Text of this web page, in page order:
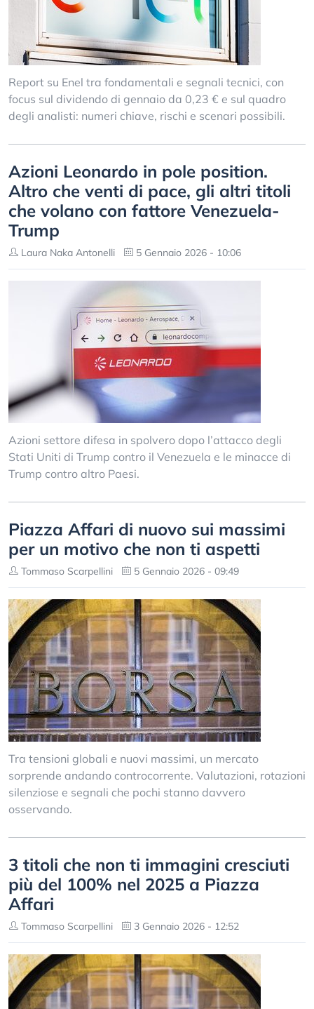
Report su Enel tra fondamentali e segnali tecnici, con
focus sul dividendo di gennaio da 0,23 € e sul quadro
degli analisti: numeri chiave, rischi e scenari possibili.
Azioni Leonardo in pole position.
Altro che venti di pace, gli altri titoli
che volano con fattore Venezuela-
Trump
Laura Naka Antonelli 5 Gennaio 2026 - 10:06
Azioni settore difesa in spolvero dopo l’attacco degli
Stati Uniti di Trump contro il Venezuela e le minacce di
Trump contro altro Paesi.
Piazza Affari di nuovo sui massimi
per un motivo che non ti aspetti
Tommaso Scarpellini 5 Gennaio 2026 - 09:49
Tra tensioni globali e nuovi massimi, un mercato
sorprende andando controcorrente. Valutazioni, rotazioni
silenziose e segnali che pochi stanno davvero
osservando.
3 titoli che non ti immagini cresciuti
più del 100% nel 2025 a Piazza
Affari
Tommaso Scarpellini 3 Gennaio 2026 - 12:52